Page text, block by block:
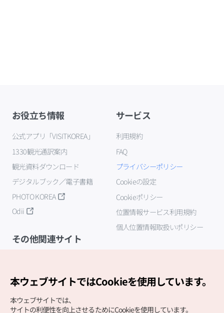
お役立ち情報
公式アプリ「VISITKOREA」
1330観光通訳案内
観光資料ダウンロード
デジタルブック／電子書籍
PHOTO KOREA
Odii
サービス
利用規約
FAQ
プライバシーポリシー
Cookieの設定
Cookieポリシー
位置情報サービス利用規約
個人位置情報取扱いポリシー
その他関連サイト
本ウェブサイトではCookieを使用しています。
本ウェブサイトでは、
サイトの利便性を向上させるためにCookieを使用しています。